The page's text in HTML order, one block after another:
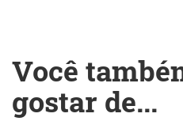
Você
gostar de...